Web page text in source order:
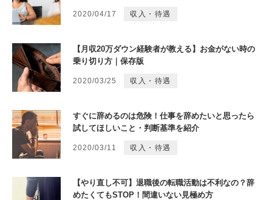
2020/04/17 収入・待遇
【月収20万ダウン経験者が教える】お金がない時の
乗り切り方｜保存版
2020/03/25 収入・待遇
すぐに辞めるのは危険！仕事を辞めたいと思ったら
試してほしいこと・判断基準を紹介
2020/03/11 収入・待遇
【やり直し不可】退職後の転職活動は不利なの？辞
めたくてもSTOP！間違いない見極め方